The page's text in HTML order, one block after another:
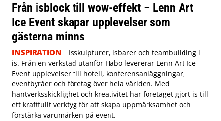
Från isblock till wow-effekt – Lenn Art
Ice Event skapar upplevelser som
gästerna minns
INSPIRATION
Isskulpturer, isbarer och teambuilding i
is. Från en verkstad utanför Habo levererar Lenn Art Ice
Event upplevelser till hotell, konferensanläggningar,
eventbyråer och företag över hela världen. Med
hantverksskicklighet och kreativitet har företaget gjort is till
ett kraftfullt verktyg för att skapa uppmärksamhet och
förstärka varumärken på event.